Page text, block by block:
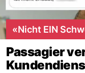
«Nicht EIN
Passagier